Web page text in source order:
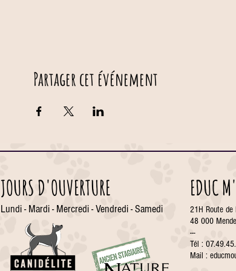
Partager cet événement
JOURS D'OUVERTURE
Lundi - Mardi - Mercredi - Vendredi - Samedi
EDUC
21H Route de
48 000 Mende
---
Tél :
Mail :